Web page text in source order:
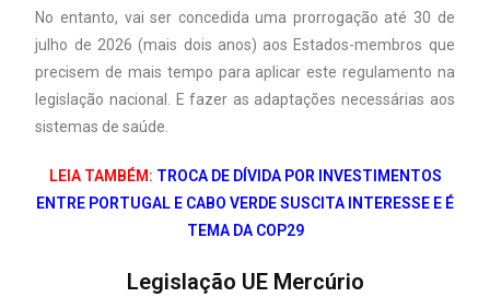
No entanto, vai ser concedida uma prorrogação até 30 de
julho de 2026 (mais dois anos) aos Estados-membros que
precisem de mais tempo para aplicar este regulamento na
legislação nacional. E fazer as adaptações necessárias aos
sistemas de saúde.
LEIA TAMBÉM: TROCA DE DÍVIDA POR INVESTIMENTOS
ENTRE PORTUGAL E CABO VERDE SUSCITA INTERESSE E É
TEMA DA COP29
Legislação UE Mercúrio